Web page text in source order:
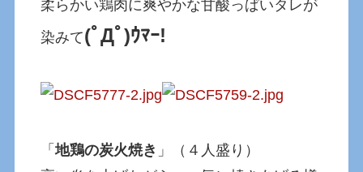
柔らかい鶏肉に爽やかな甘酸っぱいタレが
染みて(ﾟДﾟ)ｳﾏｰ!
「地鶏の炭火焼き 」（４人盛り）